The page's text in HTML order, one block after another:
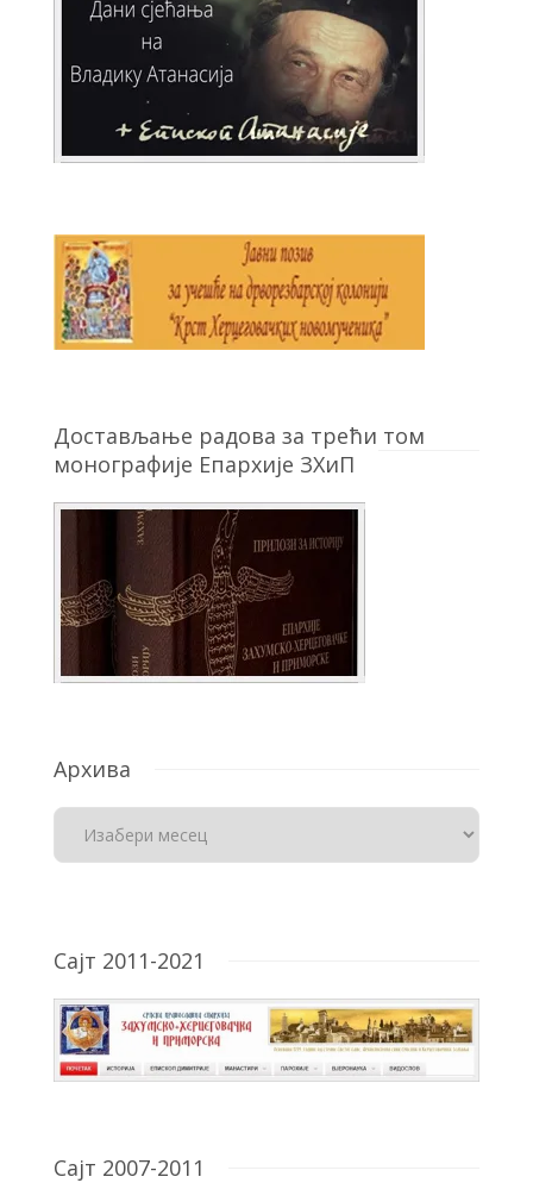
Достављање радова за трећи том
монографије Епархије ЗХиП
Архива
Сајт 2011-2021
Сајт 2007-2011